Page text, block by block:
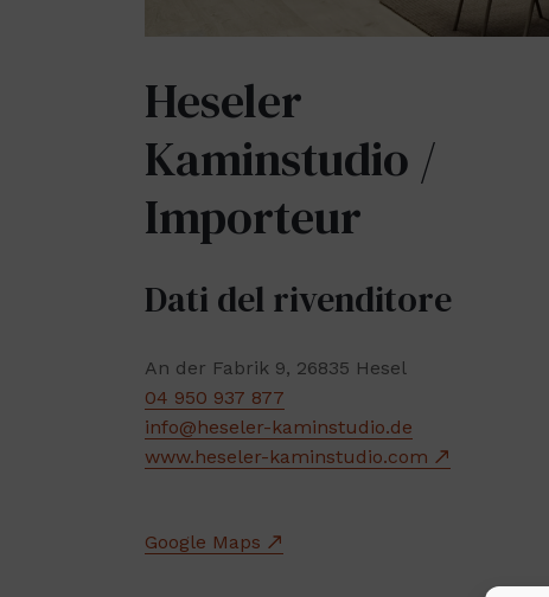
Heseler
Kaminstudio /
Importeur
Dati del rivenditore
An der Fabrik 9, 26835 Hesel
04 950 937 877
info@heseler-kaminstudio.de
www.heseler-kaminstudio.com
Google Maps